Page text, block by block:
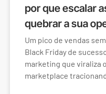
por que escalar
quebrar a sua
Um pico de vendas
Black Friday de
marketing que viraliza
marketplace